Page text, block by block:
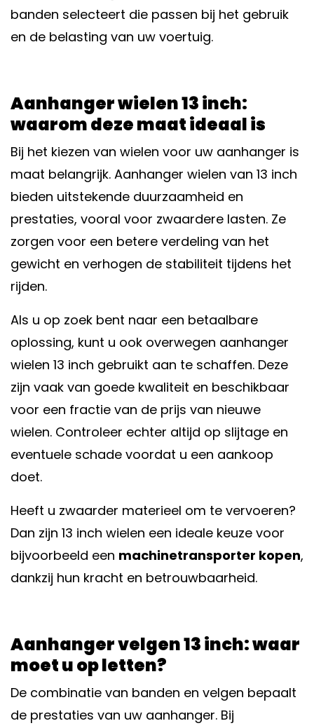
banden selecteert die passen bij het gebruik
en de belasting van uw voertuig.
Aanhanger wielen 13 inch:
waarom deze maat ideaal is
Bij het kiezen van wielen voor uw aanhanger is
maat belangrijk. Aanhanger wielen van 13 inch
bieden uitstekende duurzaamheid en
prestaties, vooral voor zwaardere lasten. Ze
zorgen voor een betere verdeling van het
gewicht en verhogen de stabiliteit tijdens het
rijden.
Als u op zoek bent naar een betaalbare
oplossing, kunt u ook overwegen aanhanger
wielen 13 inch gebruikt aan te schaffen. Deze
zijn vaak van goede kwaliteit en beschikbaar
voor een fractie van de prijs van nieuwe
wielen. Controleer echter altijd op slijtage en
eventuele schade voordat u een aankoop
doet.
Heeft u zwaarder materieel om te vervoeren?
Dan zijn 13 inch wielen een ideale keuze voor
bijvoorbeeld een machinetransporter kopen,
dankzij hun kracht en betrouwbaarheid.
Aanhanger velgen 13 inch: waar
moet u op letten?
De combinatie van banden en velgen bepaalt
de prestaties van uw aanhanger. Bij